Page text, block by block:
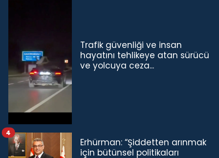
Trafik güvenliği ve insan
hayatını tehlikeye atan sürücü
ve yolcuya ceza...
Erhürman: “Şiddetten arınmak
için bütünsel politikaları
4